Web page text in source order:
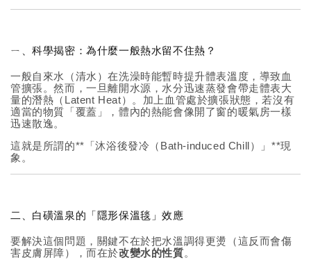
ㄧ、科學揭密：為什麼一般熱水留不住熱？
一般自來水（清水）在洗澡時能暫時提升體表溫度，導致血
管擴張。然而，一旦離開水源，水分迅速蒸發會帶走體表大
量的潛熱（Latent Heat）。加上血管處於擴張狀態，若沒有
適當的物質「覆蓋」，體內的熱能會像開了窗的暖氣房一樣
迅速散逸。
這就是所謂的**「沐浴後發冷（Bath-induced Chill）」**現
象。
二、白磺溫泉的「隱形保溫毯」效應
要解決這個問題，關鍵不在於把水溫調得更燙（這反而會傷
害皮膚屏障），而在於改變水的性質。